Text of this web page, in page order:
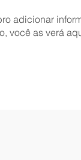
adicionar
você as verá